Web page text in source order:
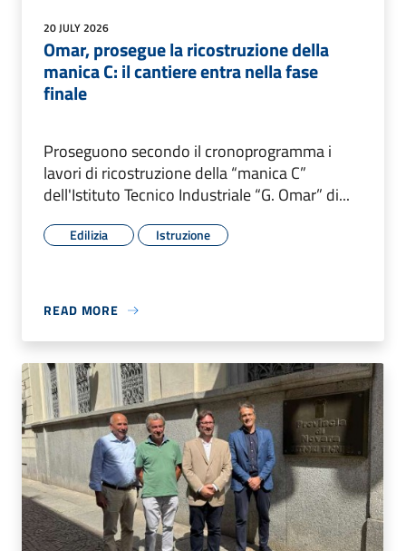
20 JULY 2026
Omar, prosegue la ricostruzione della
manica C: il cantiere entra nella fase
finale
Proseguono secondo il cronoprogramma i
lavori di ricostruzione della “manica C”
dell'Istituto Tecnico Industriale “G. Omar” di...
Edilizia Istruzione
READ MORE